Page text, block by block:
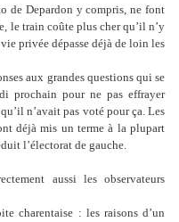
de Depardon y compris, ne font
le train coûte plus cher qu’il n’y
privée dépasse déjà de loin les
aux grandes questions qui se
prochain pour ne pas effrayer
n’avait pas voté pour ça. Les
déjà mis un terme à la plupart
l’électorat de gauche.
aussi les observateurs
charentaise : les raisons d’un